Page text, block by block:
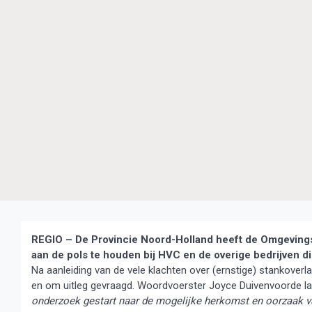
REGIO – De Provincie Noord-Holland heeft de
aan de pols te houden bij HVC en de overige bedrijven
Na aanleiding van de vele klachten over (ernstige)
en om uitleg gevraagd. Woordvoerster Joyce Duivenvoorde
onderzoek gestart naar de mogelijke herkomst en oorzaak